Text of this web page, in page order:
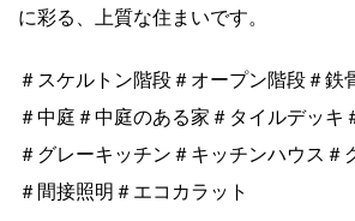
に彩る、上質な住まいです。
＃スケルトン階段＃オープン階段＃鉄
＃中庭＃中庭のある家＃タイルデッキ
＃グレーキッチン＃キッチンハウス＃
＃間接照明＃エコカラット